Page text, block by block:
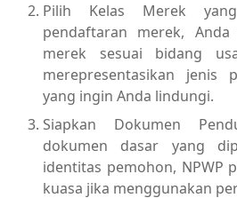
Pilih Kelas Merek
pendaftaran merek,
merek sesuai bidang
merepresentasikan jenis
yang ingin Anda lindungi.
Siapkan Dokumen
dokumen dasar yang
identitas pemohon, NPWP
kuasa jika menggunakan